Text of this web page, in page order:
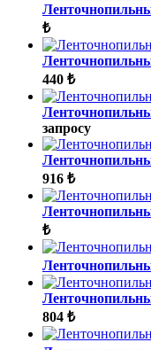
₺
440 ₺
запросу
916 ₺
₺
804 ₺